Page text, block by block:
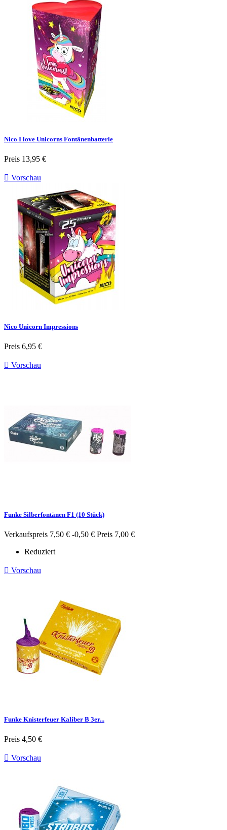
Nico I love Unicorns Fontänenbatterie
Preis 13,95 €
 Vorschau
Nico Unicorn Impressions
Preis 6,95 €
 Vorschau
Funke Silberfontänen F1 (10 Stück)
Verkaufspreis 7,50 € -0,50 € Preis 7,00 €
Reduziert
 Vorschau
Funke Knisterfeuer Kaliber B 3er...
Preis 4,50 €
 Vorschau